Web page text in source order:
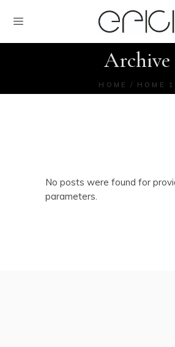
Archive
HOME HOME 1
No posts were found for
parameters.